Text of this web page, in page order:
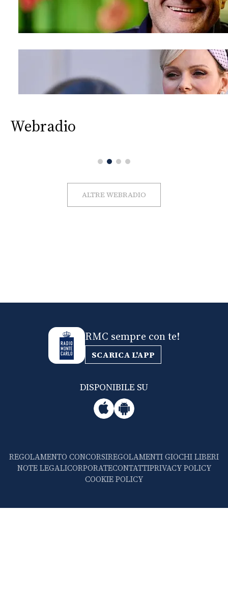
Webradio
ALTRE WEBRADIO
RMC sempre con te!
SCARICA L'APP
DISPONIBILE SU
REGOLAMENTO CONCORSIREGOLAMENTI GIOCHI LIBERI
NOTE LEGALICORPORATECONTATTIPRIVACY POLICY
COOKIE POLICY